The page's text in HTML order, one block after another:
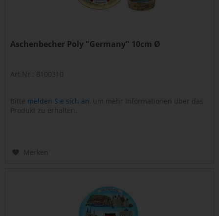
Aschenbecher Poly "Germany" 10cm Ø
Art.Nr.: 8100310
Bitte melden Sie sich an, um mehr Informationen über das
Produkt zu erhalten.
Merken